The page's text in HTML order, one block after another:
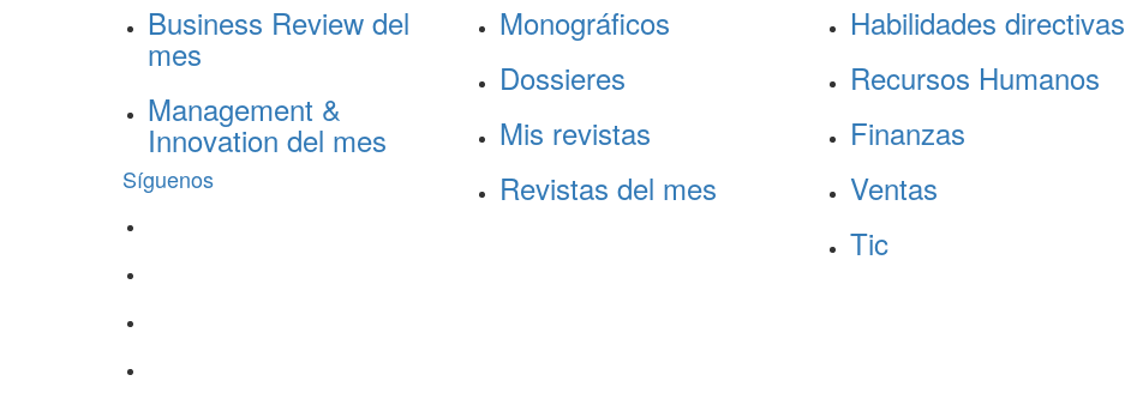
Business Review del
mes
Management &
Innovation del mes
Síguenos
Monográficos
Dossieres
Mis revistas
Revistas del mes
Habilidades directivas
Recursos Humanos
Finanzas
Ventas
Tic